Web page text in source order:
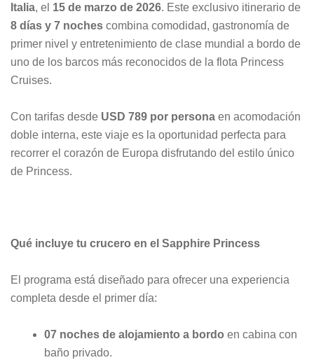
Italia, el 15 de marzo de 2026. Este exclusivo itinerario de
8 días y 7 noches combina comodidad, gastronomía de
primer nivel y entretenimiento de clase mundial a bordo de
uno de los barcos más reconocidos de la flota Princess
Cruises.
Con tarifas desde USD 789 por persona en acomodación
doble interna, este viaje es la oportunidad perfecta para
recorrer el corazón de Europa disfrutando del estilo único
de Princess.
Qué incluye tu crucero en el Sapphire Princess
El programa está diseñado para ofrecer una experiencia
completa desde el primer día:
07 noches de alojamiento a bordo en cabina con
baño privado.